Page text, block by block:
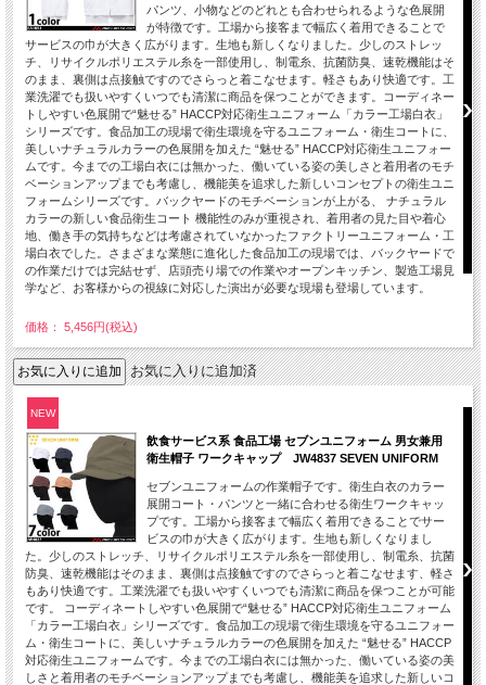
パンツ、小物などのどれとも合わせられるような色展開
が特徴です。工場から接客まで幅広く着用できることで
サービスの巾が大きく広がります。生地も新しくなりました。少しのストレッ
チ、リサイクルポリエステル糸を一部使用し、制電糸、抗菌防臭、速乾機能はそ
のまま、裏側は点接触ですのでさらっと着こなせます。軽さもあり快適です。工
業洗濯でも扱いやすくいつでも清潔に商品を保つことができます。コーディネー
トしやすい色展開で“魅せる” HACCP対応衛生ユニフォーム「カラー工場白衣」
シリーズです。食品加工の現場で衛生環境を守るユニフォーム・衛生コートに、
美しいナチュラルカラーの色展開を加えた “魅せる” HACCP対応衛生ユニフォー
ムです。今までの工場白衣には無かった、働いている姿の美しさと着用者のモチ
ベーションアップまでも考慮し、機能美を追求した新しいコンセプトの衛生ユニ
フォームシリーズです。バックヤードのモチベーションが上がる、 ナチュラル
カラーの新しい食品衛生コート 機能性のみが重視され、着用者の見た目や着心
地、働き手の気持ちなどは考慮されていなかったファクトリーユニフォーム・工
場白衣でした。さまざまな業態に進化した食品加工の現場では、バックヤードで
の作業だけでは完結せず、店頭売り場での作業やオープンキッチン、製造工場見
学など、お客様からの視線に対応した演出が必要な現場も登場しています。
価格： 5,456円(税込)
お気に入りに追加済
NEW
飲食サービス系 食品工場 セブンユニフォーム 男女兼用
衛生帽子 ワークキャップ JW4837 SEVEN UNIFORM
セブンユニフォームの作業帽子です。衛生白衣のカラー
展開コート・パンツと一緒に合わせる衛生ワークキャッ
プです。工場から接客まで幅広く着用できることでサー
ビスの巾が大きく広がります。生地も新しくなりまし
た。少しのストレッチ、リサイクルポリエステル糸を一部使用し、制電糸、抗菌
防臭、速乾機能はそのまま、裏側は点接触ですのでさらっと着こなせます、軽さ
もあり快適です。工業洗濯でも扱いやすくいつでも清潔に商品を保つことが可能
です。 コーディネートしやすい色展開で“魅せる” HACCP対応衛生ユニフォーム
「カラー工場白衣」シリーズです。食品加工の現場で衛生環境を守るユニフォー
ム・衛生コートに、美しいナチュラルカラーの色展開を加えた “魅せる” HACCP
対応衛生ユニフォームです。今までの工場白衣には無かった、働いている姿の美
しさと着用者のモチベーションアップまでも考慮し、機能美を追求した新しいコ